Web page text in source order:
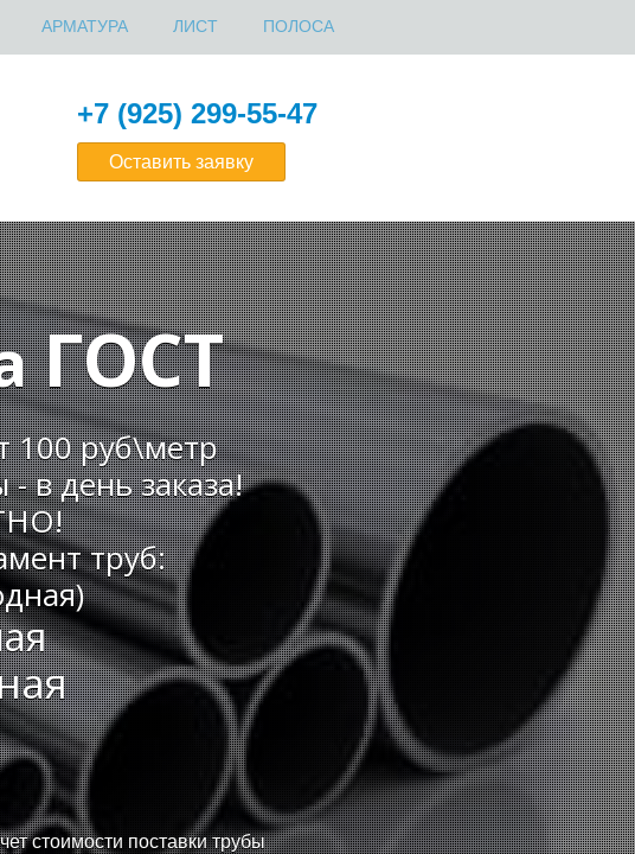
АРМАТУРА ЛИСТ ПОЛОСА
+7 (925) 299-55-47
Оставить заявку
ГОСТ
100 руб\метр
в день заказа!
труб:
стоимости поставки трубы